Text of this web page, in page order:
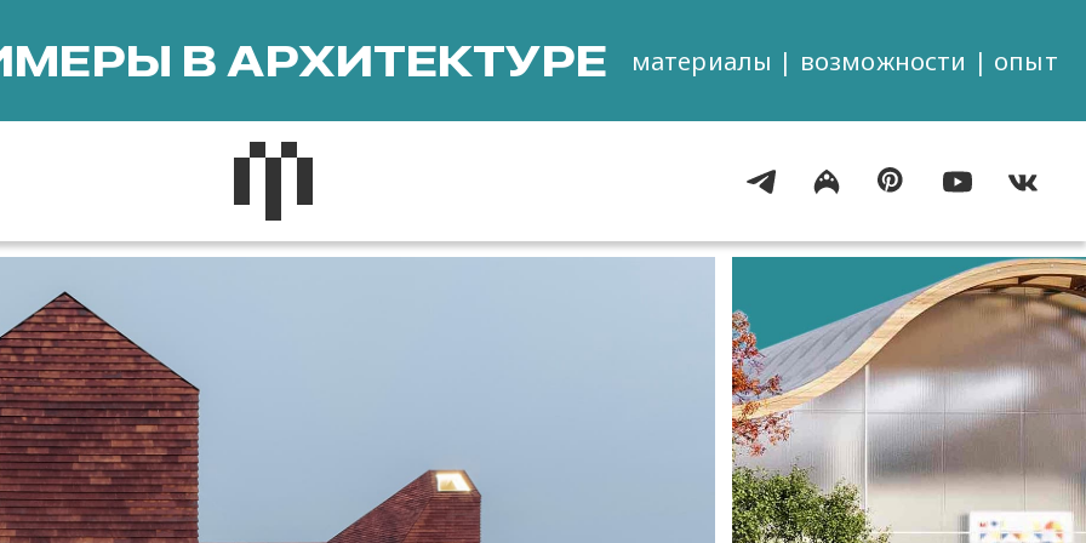
В АРХИТЕКТУРЕ материалы | возможности | опыт